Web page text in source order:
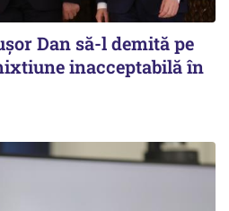
Dan să-l demită pe
inacceptabilă în